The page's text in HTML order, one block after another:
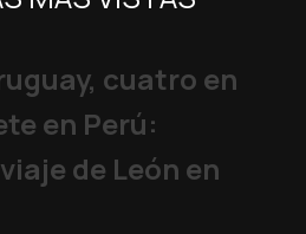
cuatro en
en Perú:
de León en